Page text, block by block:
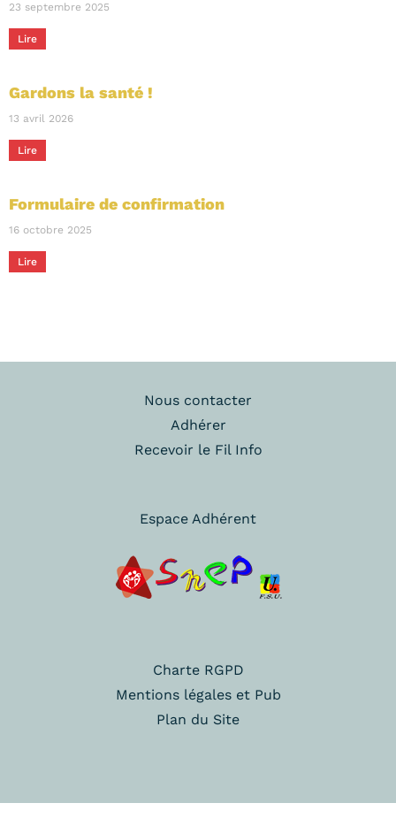
23 septembre 2025
Lire
Gardons la santé !
13 avril 2026
Lire
Formulaire de confirmation
16 octobre 2025
Lire
Nous contacter
Adhérer
Recevoir le Fil Info
Espace Adhérent
Charte RGPD
Mentions légales et Pub
Plan du Site